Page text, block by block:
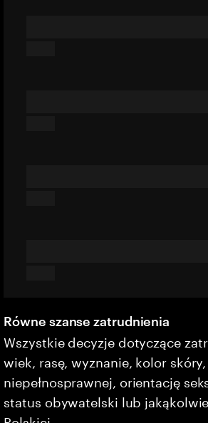
Równe szanse zatrudnienia
Wszystkie decyzje dotyczące
wiek, rasę, wyznanie, kolor
niepełnosprawnej, orientację
status obywatelski lub